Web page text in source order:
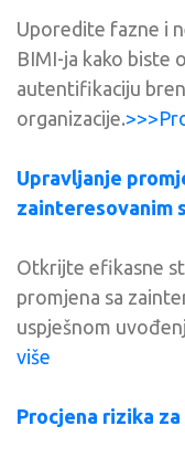
Uporedite fazne i
BIMI-ja kako biste
autentifikaciju
organizacije.
Upravljanje
zainteresovanim
Otkrijte efikasne
promjena sa
uspješnom
više
Procjena rizika